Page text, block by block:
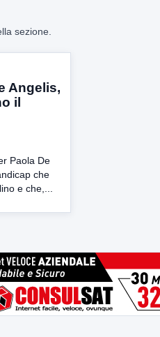
sezione.
Angelis,
il
Paola De
che
e che,...